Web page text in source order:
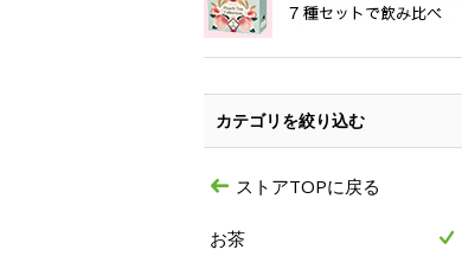
カテゴリを絞り込む
ストアTOPに戻る
お茶